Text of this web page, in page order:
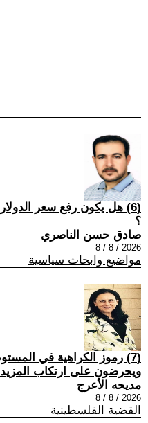
(6) هل يكون رفع سعر
؟
صادق حسن الناصري
2026 / 8 / 8
مواضيع وابحاث سياسية
(7) رموز الكراهية في
ويحرضون على ارتكاب
مديحه الأعرج
2026 / 8 / 8
القضية الفلسطينية